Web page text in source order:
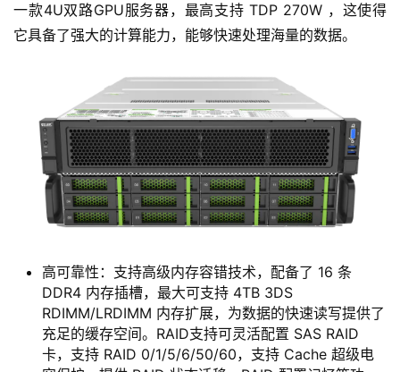
一款4U双路GPU服务器，最高支持 TDP 270W ，这使得
它具备了强大的计算能力，能够快速处理海量的数据。
高可靠性：支持高级内存容错技术，配备了 16 条
DDR4 内存插槽，最大可支持 4TB 3DS
RDIMM/LRDIMM 内存扩展，为数据的快速读写提供了
充足的缓存空间。RAID支持可灵活配置 SAS RAID
卡，支持 RAID 0/1/5/6/50/60，支持 Cache 超级电